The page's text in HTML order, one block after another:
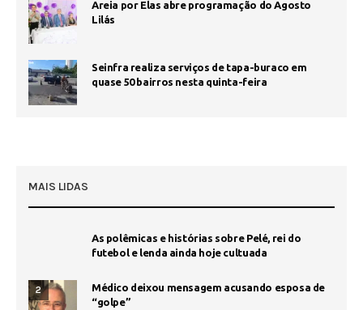
Areia por Elas abre programação do Agosto
Lilás
Seinfra realiza serviços de tapa-buraco em
quase 50 bairros nesta quinta-feira
MAIS LIDAS
As polêmicas e histórias sobre Pelé, rei do
futebol e lenda ainda hoje cultuada
2
Médico deixou mensagem acusando esposa de
“golpe”